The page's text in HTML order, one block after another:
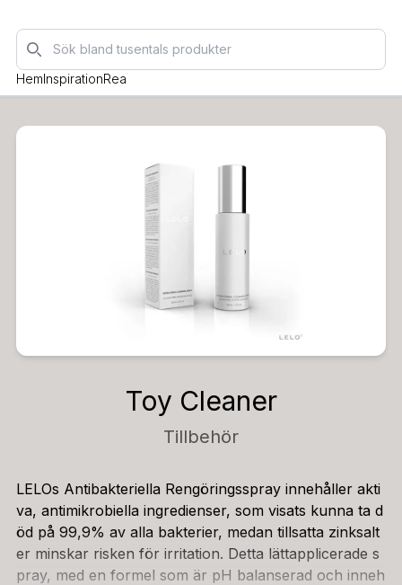
Sök
HemInspirationRea
Toy Cleaner
Tillbehör
LELOs Antibakteriella Rengöringsspray innehåller akti
va, antimikrobiella ingredienser, som visats kunna ta d
öd på 99,9% av alla bakterier, medan tillsatta zinksalt
er minskar risken för irritation. Detta lättapplicerade s
pray, med en formel som är pH balanserad och inneh